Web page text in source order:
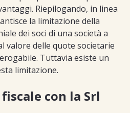
Riepilogando, in linea
la limitazione della
dei soci di una società a
valore delle quote societarie
Tuttavia esiste un
limitazione.
con la Srl